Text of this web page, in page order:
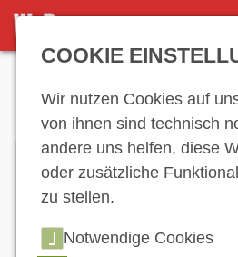
COOKIE
Wir nutzen Cookies auf
von ihnen sind technisch
andere uns helfen, diese
oder zusätzliche
zu stellen.
Notwendige Cookies